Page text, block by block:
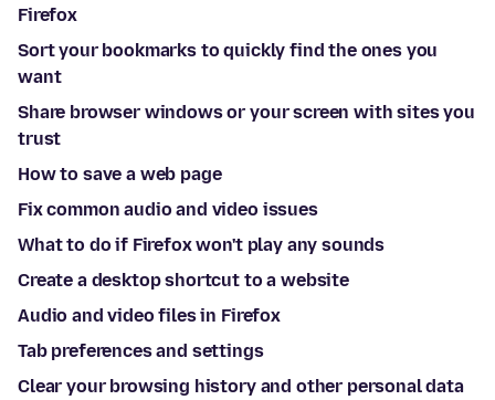
Firefox
Sort your bookmarks to quickly find the ones you
want
Share browser windows or your screen with sites you
trust
How to save a web page
Fix common audio and video issues
What to do if Firefox won't play any sounds
Create a desktop shortcut to a website
Audio and video files in Firefox
Tab preferences and settings
Clear your browsing history and other personal data